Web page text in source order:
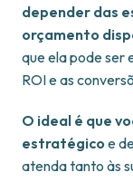
depender das
orçamento
que ela pode ser
ROI e as
O ideal é que
estratégico e
atenda tanto às